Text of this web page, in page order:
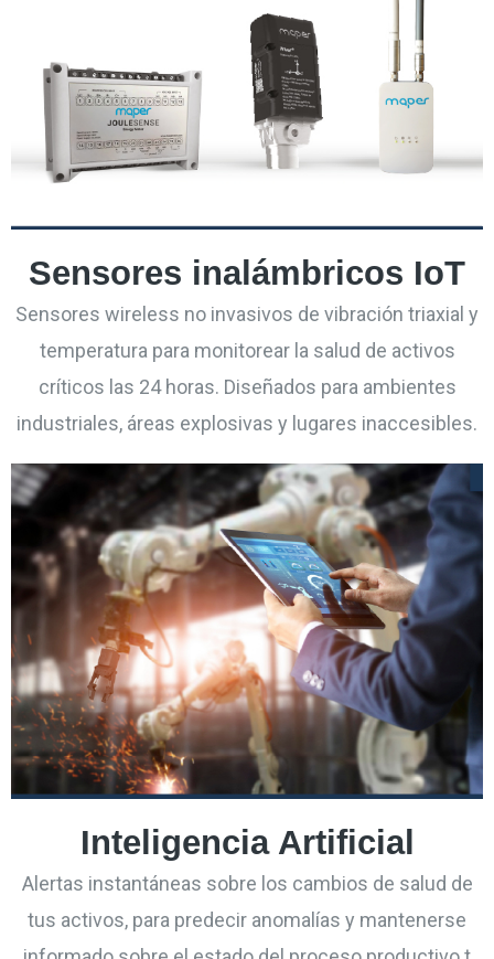
Sensores inalámbricos IoT
Sensores wireless no invasivos de vibración triaxial y
temperatura para monitorear la salud de activos
críticos las 24 horas. Diseñados para ambientes
industriales, áreas explosivas y lugares inaccesibles.
Inteligencia Artificial
Alertas instantáneas sobre los cambios de salud de
tus activos, para predecir anomalías y mantenerse